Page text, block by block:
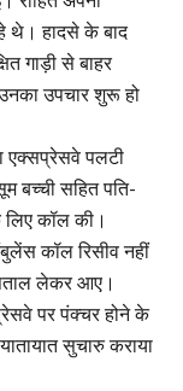
थे। हादसे के बाद
गाड़ी से बाहर
उपचार शुरू हो
एक्सप्रेसवे पलटी
बच्ची सहित पति-
कॉल की।
कॉल रिसीव नहीं
लेकर आए।
पर पंक्चर होने के
सुचारु कराया